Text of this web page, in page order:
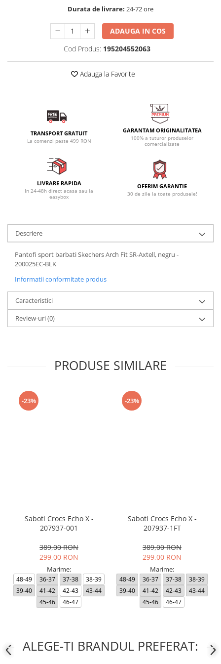
Durata de livrare: 24-72 ore
ADAUGA IN COS
Cod Produs: 195204552063
Adauga la Favorite
TRANSPORT GRATUIT
La comenzi peste 499 RON
GARANTAM ORIGINALITATEA
100% a tuturor produselor
comercializate
LIVRARE RAPIDA
In 24-48h direct acasa sau la
easybox
OFERIM GARANTIE
30 de zile la toate produsele!
Descriere
Pantofi sport barbati Skechers Arch Fit SR-Axtell, negru -
200025EC-BLK
Informatii conformitate produs
Caracteristici
Review-uri(0)
PRODUSE SIMILARE
-23%
Saboti Crocs Echo X -
207937-001
389,00 RON
299,00 RON
Marime:
48-49 36-37 37-38
38-39
39-40
41-42 42-43
43-44
45-46
46-47
-23%
Saboti Crocs Echo X -
207937-1FT
389,00 RON
299,00 RON
Marime:
48-49 36-37 37-38
38-39
39-40
41-42 42-43
43-44
45-46
46-47
ALEGE-TI BRANDUL PREFERAT: